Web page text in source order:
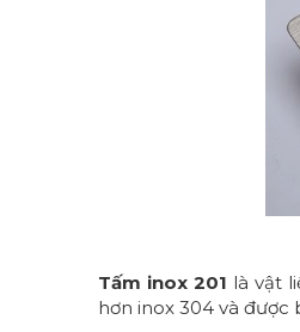
Tấm inox 201 là vật
hơn inox 304 và được